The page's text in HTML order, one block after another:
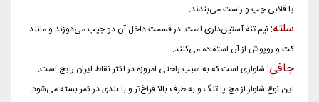
یا قلابی چپ و راست می‌بندند.
سلته:نیم تنة آستین‌داری است. در قسمت داخل آن دو جیب می‌دوزند و مانند
کت و روپوش از آن استفاده می‌کنند.
جافی: شلواری است که به سبب راحتی امروزه در اکثر نقاط ایران رایج است.
این نوع شلوار از مچ پا تنگ و به طرف بالا فراخ‌تر و با بندی در کمر بسته می‌شود.